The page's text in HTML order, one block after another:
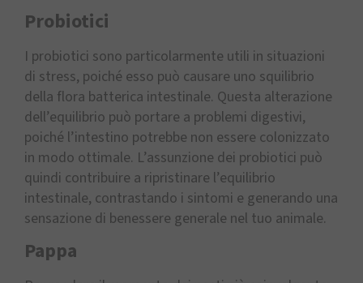
Probiotici
I probiotici sono particolarmente utili in situazioni
di stress, poiché esso può causare uno squilibrio
della flora batterica intestinale. Questa alterazione
dell’equilibrio può portare a problemi digestivi,
poiché l’intestino potrebbe non essere colonizzato
in modo ottimale. L’assunzione dei probiotici può
quindi contribuire a ripristinare l’equilibrio
intestinale, contrastando i sintomi e generando una
sensazione di benessere generale nel tuo animale.
Pappa